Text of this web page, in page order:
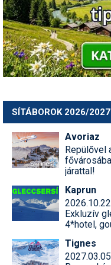
SÍTÁBOROK 2026/2027
Avoriaz
Repülővel
járattal!
Kaprun
Exkluzív
4*hotel,
Tignes